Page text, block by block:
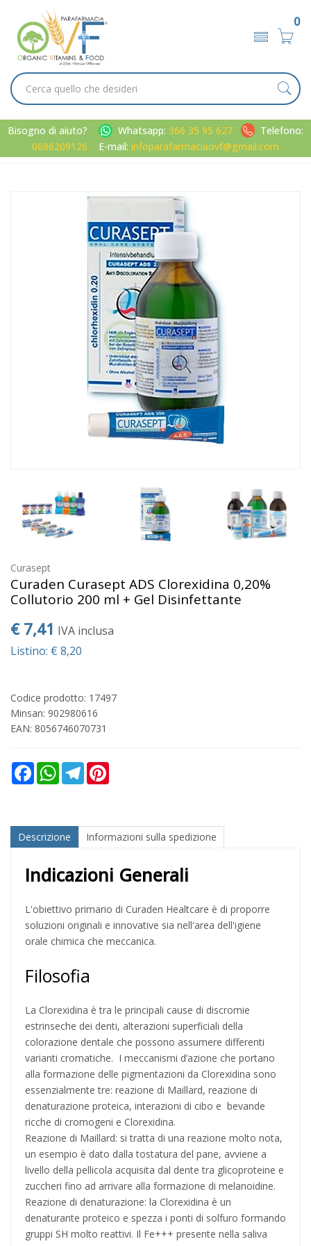
0
Bisogno di aiuto? Whatsapp: 366 35 95 627
Telefono:
0686209126
E-mail: infoparafarmaciaovf@gmail.com
Curaden Curasept ADS Clorexidina 0,20% Collutorio 200 ml +
Gel Disinfettante
Curasept
Curaden Curasept ADS Clorexidina 0,20%
Collutorio 200 ml + Gel Disinfettante
€ 7,41 IVA inclusa
Listino: € 8,20
Codice prodotto: 17497
Minsan: 902980616
EAN: 8056746070731
FacebookWhatsAppTelegram
Descrizione Informazioni sulla spedizione
Indicazioni Generali
L'obiettivo primario di Curaden Healtcare è di proporre
soluzioni originali e innovative sia nell'area dell'igiene
orale chimica che meccanica.
Filosofia
La Clorexidina è tra le principali cause di discromie
estrinseche dei denti, alterazioni superficiali della
colorazione dentale che possono assumere differenti
varianti cromatiche. I meccanismi d’azione che portano
alla formazione delle pigmentazioni da Clorexidina sono
essenzialmente tre: reazione di Maillard, reazione di
denaturazione proteica, interazioni di cibo e bevande
ricche di cromogeni e Clorexidina.
Reazione di Maillard: si tratta di una reazione molto nota,
un esempio è dato dalla tostatura del pane, avviene a
livello della pellicola acquisita dal dente tra glicoproteine e
zuccheri fino ad arrivare alla formazione di melanoidine.
Reazione di denaturazione: la Clorexidina è un
denaturante proteico e spezza i ponti di solfuro formando
gruppi SH molto reattivi. Il Fe+++ presente nella saliva